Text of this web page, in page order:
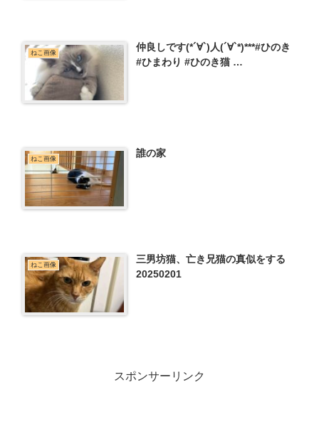
ねこ画像
仲良しです(*´∀︎`)人(´∀︎`*)***#ひのき
#ひまわり #ひのき猫 …
ねこ画像 誰の家
ねこ画像
三男坊猫、亡き兄猫の真似をする
20250201
スポンサーリンク